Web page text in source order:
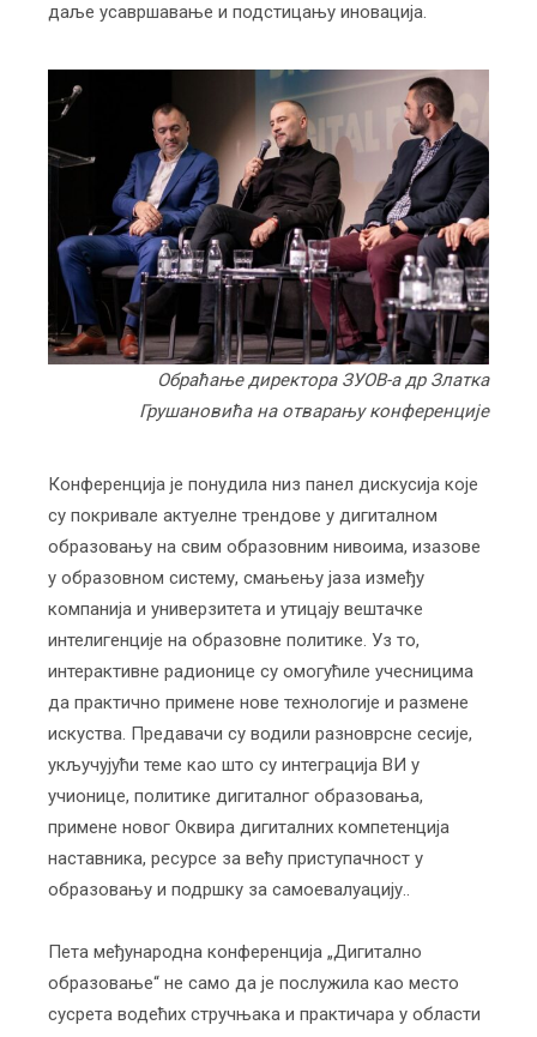
даље усавршавање и подстицању иновација.
Обраћање директора ЗУОВ-а др Златка
Грушановића на отварању конференције
Конференција је понудила низ панел дискусија које
су покривале актуелне трендове у дигиталном
образовању на свим образовним нивоима, изазове
у образовном систему, смањењу јаза између
компанија и универзитета и утицају вештачке
интелигенције на образовне политике. Уз то,
интерактивне радионице су омогућиле учесницима
да практично примене нове технологије и размене
искуства. Предавачи су водили разноврсне сесије,
укључујући теме као што су интеграција ВИ у
учионице, политике дигиталног образовања,
примене новог Оквира дигиталних компетенција
наставника, ресурсе за већу приступачност у
образовању и подршку за самоевалуацију..
Пета међународна конференција „Дигитално
образовање“ не само да је послужила као место
сусрета водећих стручњака и практичара у области